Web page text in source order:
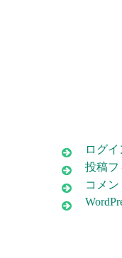
ログイ
投稿フ
コメ